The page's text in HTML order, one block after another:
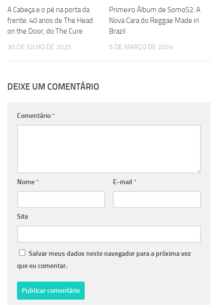
A Cabeça e o pé na porta da
frente: 40 anos de The Head
on the Door, do The Cure
30 DE JULHO DE 2025
Primeiro Álbum de SomoS2: A
Nova Cara do Reggae Made in
Brazil
6 DE MARÇO DE 2024
DEIXE UM COMENTÁRIO
Comentário*
Nome* E-mail *
Site
Salvar meus dados neste navegador para a próxima vez
que eu comentar.